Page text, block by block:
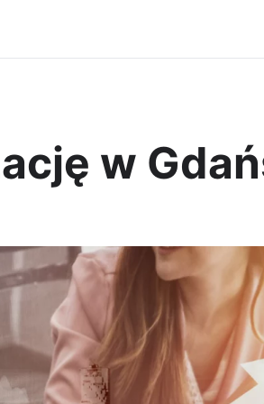
w